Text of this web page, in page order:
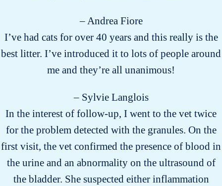
– Andrea Fiore
I’ve had cats for over 40 years and this really is the
best litter. I’ve introduced it to lots of people around
me and they’re all unanimous!
– Sylvie Langlois
In the interest of follow-up, I went to the vet twice
for the problem detected with the granules. On the
first visit, the vet confirmed the presence of blood in
the urine and an abnormality on the ultrasound of
the bladder. She suspected either inflammation